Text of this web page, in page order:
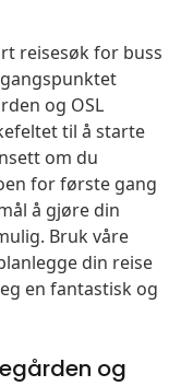
reisesøk for buss
og OSL
til å starte
om du
for første gang
å gjøre din
Bruk våre
din reise
en fantastisk og
og